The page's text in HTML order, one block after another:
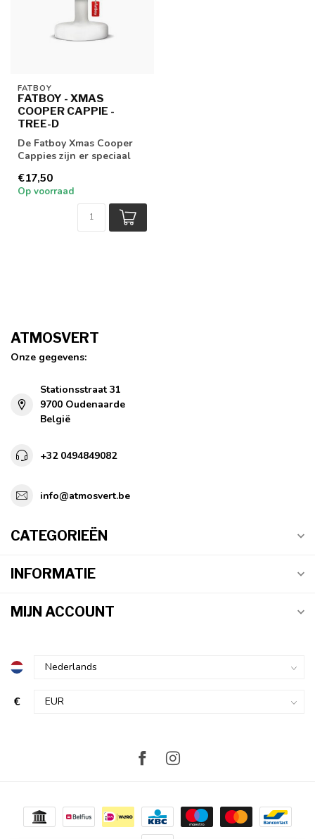
FATBOY
FATBOY - XMAS
COOPER CAPPIE -
TREE-D
De Fatboy Xmas Cooper
Cappies zijn er speciaal
de Edi...
€17,50
Op voorraad
ATMOSVERT
Onze gegevens:
Stationsstraat 31
9700 Oudenaarde
België
+32 0494849082
info@atmosvert.be
CATEGORIEËN
INFORMATIE
MIJN ACCOUNT
€